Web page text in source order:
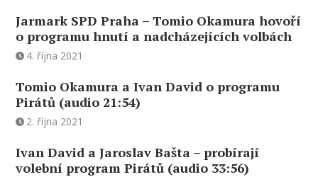
Jarmark SPD Praha – Tomio Okamura hovoří
o programu hnutí a nadcházejících volbách
4. října 2021
Tomio Okamura a Ivan David o programu
Pirátů (audio 21:54)
2. října 2021
Ivan David a Jaroslav Bašta – probírají
volební program Pirátů (audio 33:56)